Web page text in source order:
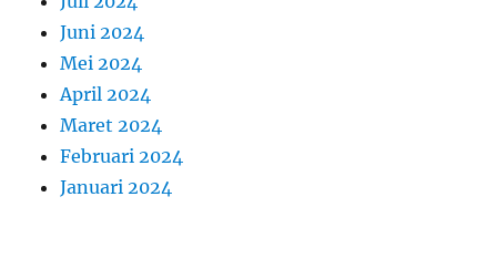
Juni 2024
Mei 2024
April 2024
Maret 2024
Februari 2024
Januari 2024